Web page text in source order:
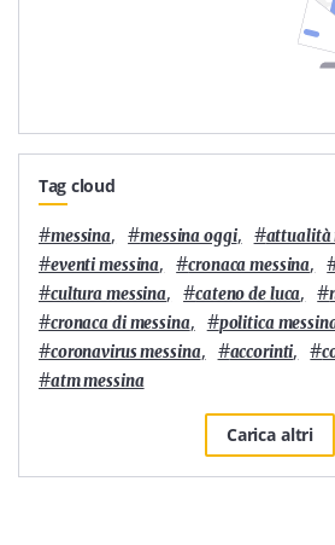
Tag cloud
#messina, #messina oggi, #attualità
#eventi messina, #cronaca messina,
#cultura messina, #cateno de luca, #
#cronaca di messina, #politica
#coronavirus messina, #accorinti, #
#atm messina
Carica altri